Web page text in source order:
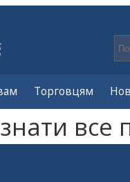
Торговцям
все